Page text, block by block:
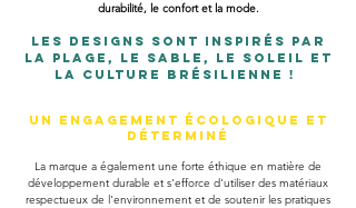
durabilité, le confort et la mode.
Les designs sont inspirés par
la plage, le sable, le soleil et
la culture brésilienne !
Un engagement écologique et
déterminé
La marque a également une forte éthique en matière ​de
développement durable et s'efforce d'utiliser des matériaux
respectueux de l'environnement et de soutenir les pratiques